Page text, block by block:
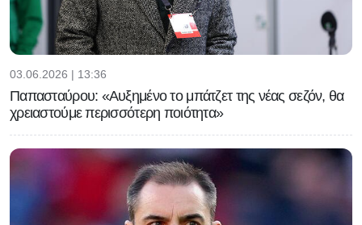
03.06.2026 | 13:36
Παπασταύρου: «Αυξημένο το μπάτζετ της νέας σεζόν, θα
χρειαστούμε περισσότερη ποιότητα»